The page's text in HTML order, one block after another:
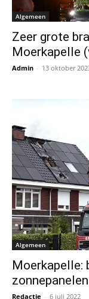
Algemeen
Zeer grote
Moerkapelle
Admin - 13 oktober
Algemeen
Moerkapelle:
Redactie - 6 juli 2022